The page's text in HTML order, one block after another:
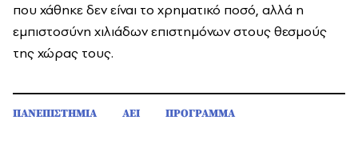
που χάθηκε δεν είναι το χρηματικό ποσό, αλλά η
εμπιστοσύνη χιλιάδων επιστημόνων στους θεσμούς
της χώρας τους.
ΠΑΝΕΠΙΣΤΗΜΙΑ ΑΕΙ ΠΡΟΓΡΑΜΜΑ